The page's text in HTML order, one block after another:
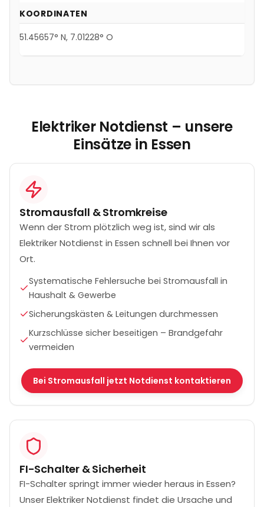
KOORDINATEN
51.45657° N, 7.01228° O
Elektriker Notdienst – unsere
Einsätze in Essen
Stromausfall & Stromkreise
Wenn der Strom plötzlich weg ist, sind wir als
Elektriker Notdienst in Essen schnell bei Ihnen vor
Ort.
Systematische Fehlersuche bei Stromausfall in
Haushalt & Gewerbe
Sicherungskästen & Leitungen durchmessen
Kurzschlüsse sicher beseitigen – Brandgefahr
vermeiden
Bei Stromausfall jetzt Notdienst kontaktieren
FI-Schalter & Sicherheit
FI-Schalter springt immer wieder heraus in Essen?
Unser Elektriker Notdienst findet die Ursache und